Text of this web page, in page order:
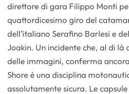
direttore di gara Filippo Monti
quattordicesimo giro del
dell’italiano Serafino Barlesi e
Joakin. Un incidente che, al di
delle immagini, conferma
Shore è una disciplina
assolutamente sicura. Le